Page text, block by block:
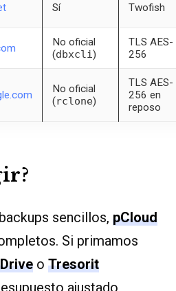
Sí Twofish
No oficial
(dbxcli)
TLS AES-
256
No oficial
(rclone)
TLS AES-
256 en
reposo
sencillos, pCloud
Si primamos
o Tresorit
ajustado,